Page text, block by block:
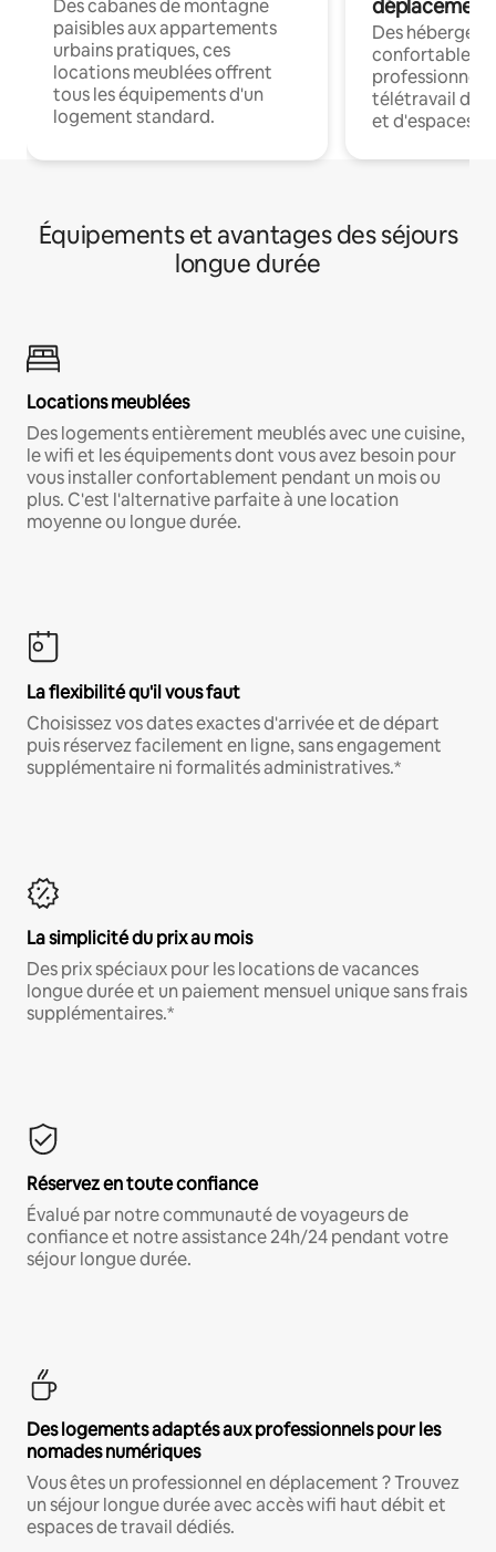
Des cabanes de montagne
paisibles aux appartements
urbains pratiques, ces
locations meublées offrent
tous les équipements d'un
logement standard.
déplacement
Des
confortables
professionnels
télétravail
et d'espaces
Équipements et avantages des séjours
longue durée
Locations meublées
Des logements entièrement meublés avec une cuisine,
le wifi et les équipements dont vous avez besoin pour
vous installer confortablement pendant un mois ou
plus. C'est l'alternative parfaite à une location
moyenne ou longue durée.
La flexibilité qu'il vous faut
Choisissez vos dates exactes d'arrivée et de départ
puis réservez facilement en ligne, sans engagement
supplémentaire ni formalités administratives.*
La simplicité du prix au mois
Des prix spéciaux pour les locations de vacances
longue durée et un paiement mensuel unique sans frais
supplémentaires.*
Réservez en toute confiance
Évalué par notre communauté de voyageurs de
confiance et notre assistance 24h/24 pendant votre
séjour longue durée.
Des logements adaptés aux professionnels pour les
nomades numériques
Vous êtes un professionnel en déplacement ? Trouvez
un séjour longue durée avec accès wifi haut débit et
espaces de travail dédiés.